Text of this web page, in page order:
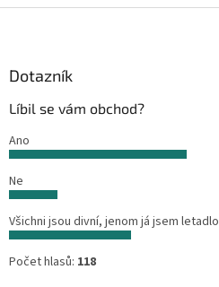
Dotazník
Líbil se vám obchod?
Ano
Ne
Všichni jsou divní, jenom já jsem letadlo
Počet hlasů: 118